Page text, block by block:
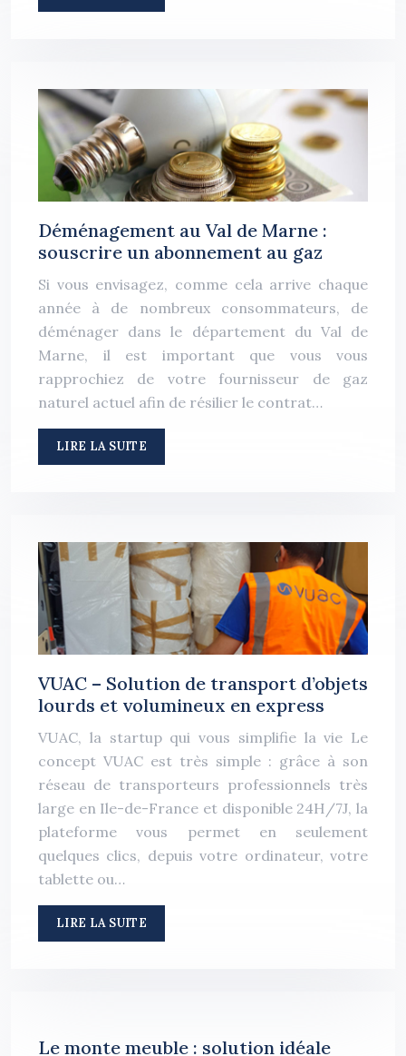
Déménagement au Val de Marne :
souscrire un abonnement au gaz
Si vous envisagez, comme cela arrive chaque
année à de nombreux consommateurs, de
déménager dans le département du Val de
Marne, il est important que vous vous
rapprochiez de votre fournisseur de gaz
naturel actuel afin de résilier le contrat…
LIRE LA SUITE
VUAC – Solution de transport d’objets
lourds et volumineux en express
VUAC, la startup qui vous simplifie la vie Le
concept VUAC est très simple : grâce à son
réseau de transporteurs professionnels très
large en Ile-de-France et disponible 24H/7J, la
plateforme vous permet en seulement
quelques clics, depuis votre ordinateur, votre
tablette ou…
LIRE LA SUITE
Le monte meuble : solution idéale